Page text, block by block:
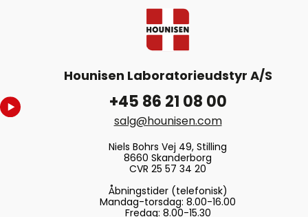
Hounisen Laboratorieudstyr A/S
+45 86 21 08 00
salg@hounisen.com
Niels Bohrs Vej 49, Stilling
8660 Skanderborg
CVR 25 57 34 20
Åbningstider (telefonisk)
Mandag-torsdag: 8.00-16.00
Fredag: 8.00-15.30